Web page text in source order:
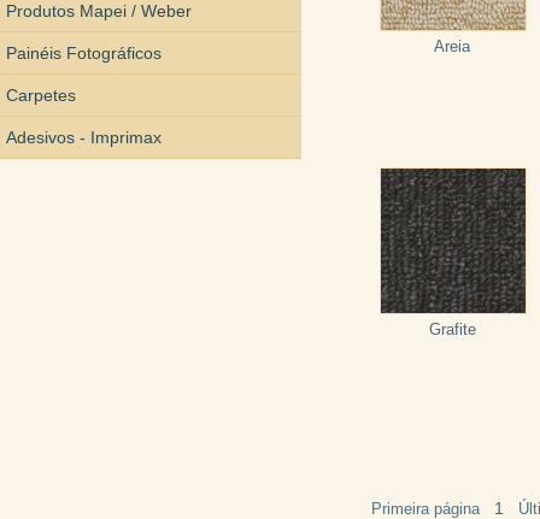
Produtos Mapei / Weber
Painéis Fotográficos
Carpetes
Adesivos - Imprimax
Areia
Grafite
Primeira página 1